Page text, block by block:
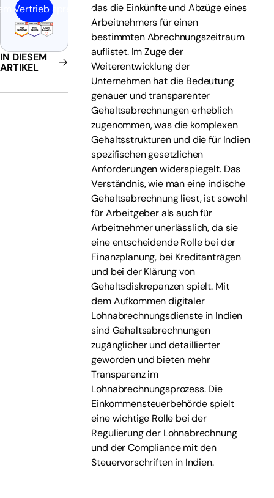
Vertrieb sprechen
IN DIESEM
ARTIKEL
das die Einkünfte und Abzüge eines
Arbeitnehmers für einen
bestimmten Abrechnungszeitraum
auflistet. Im Zuge der
Weiterentwicklung der
Unternehmen hat die Bedeutung
genauer und transparenter
Gehaltsabrechnungen erheblich
zugenommen, was die komplexen
Gehaltsstrukturen und die für Indien
spezifischen gesetzlichen
Anforderungen widerspiegelt. Das
Verständnis, wie man eine indische
Gehaltsabrechnung liest, ist sowohl
für Arbeitgeber als auch für
Arbeitnehmer unerlässlich, da sie
eine entscheidende Rolle bei der
Finanzplanung, bei Kreditanträgen
und bei der Klärung von
Gehaltsdiskrepanzen spielt. Mit
dem Aufkommen digitaler
Lohnabrechnungsdienste in Indien
sind Gehaltsabrechnungen
zugänglicher und detaillierter
geworden und bieten mehr
Transparenz im
Lohnabrechnungsprozess. Die
Einkommensteuerbehörde spielt
eine wichtige Rolle bei der
Regulierung der Lohnabrechnung
und der Compliance mit den
Steuervorschriften in Indien.